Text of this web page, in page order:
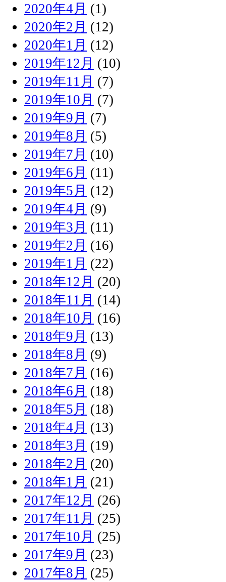
2020年4月 (1)
2020年2月 (12)
2020年1月 (12)
2019年12月 (10)
2019年11月 (7)
2019年10月 (7)
2019年9月 (7)
2019年8月 (5)
2019年7月 (10)
2019年6月 (11)
2019年5月 (12)
2019年4月 (9)
2019年3月 (11)
2019年2月 (16)
2019年1月 (22)
2018年12月 (20)
2018年11月 (14)
2018年10月 (16)
2018年9月 (13)
2018年8月 (9)
2018年7月 (16)
2018年6月 (18)
2018年5月 (18)
2018年4月 (13)
2018年3月 (19)
2018年2月 (20)
2018年1月 (21)
2017年12月 (26)
2017年11月 (25)
2017年10月 (25)
2017年9月 (23)
2017年8月 (25)